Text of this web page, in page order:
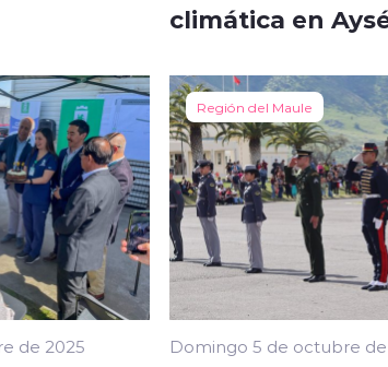
climática en
de 2025
Región del Maule
Domingo 5 de octubre de